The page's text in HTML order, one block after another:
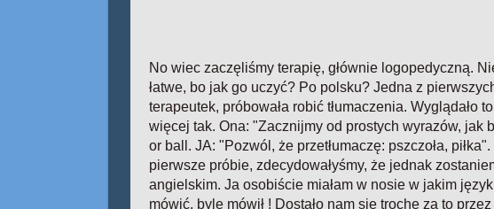
No wiec zaczęliśmy terapię, głównie logopedyczną.
łatwe, bo jak go uczyć? Po polsku? Jedna z
terapeutek, próbowała robić tłumaczenia. Wyglądało
więcej tak. Ona: "Zacznijmy od prostych wyrazów, jak
or ball. JA: "Pozwól, że przetłumaczę: pszczoła,
pierwsze próbie, zdecydowałyśmy, że jednak
angielskim. Ja osobiście miałam w nosie w jakim
mówić, byle mówił ! Dostało nam się trochę za to przez